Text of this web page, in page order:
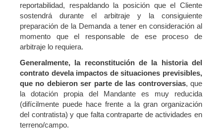
reportabilidad, respaldando la posición que el Cliente
sostendrá durante el arbitraje y la consiguiente
preparación de la Demanda a tener en consideración al
momento que el responsable de ese proceso de
arbitraje lo requiera.
Generalmente, la reconstitución de la historia del
contrato devela impactos de situaciones previsibles,
que no debieron ser parte de las controversias, que
la dotación propia del Mandante es muy reducida
(difícilmente puede hace frente a la gran organización
del contratista) y que falta contraparte de actividades en
terreno/campo.